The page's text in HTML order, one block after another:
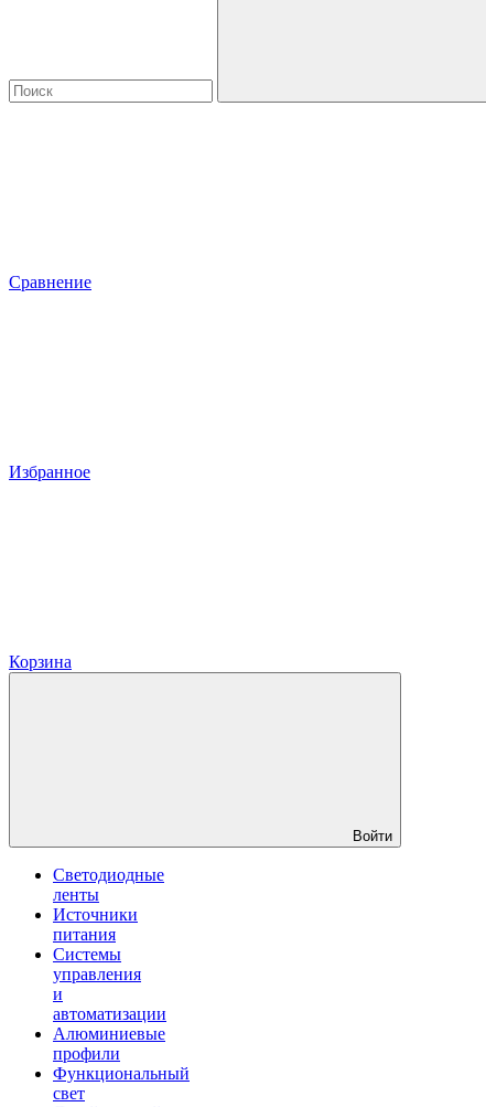
Сравнение
Избранное
Корзина
Войти
Светодиодные
ленты
Источники
питания
Системы
управления
и
автоматизации
Алюминиевые
профили
Функциональный
свет